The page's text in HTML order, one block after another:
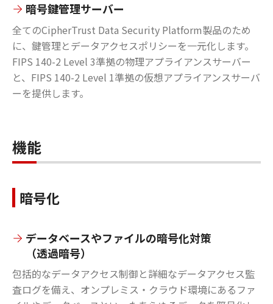
暗号鍵管理サーバー
全てのCipherTrust Data Security Platform製品のため
に、鍵管理とデータアクセスポリシーを一元化します。
FIPS 140-2 Level 3準拠の物理アプライアンスサーバー
と、FIPS 140-2 Level 1準拠の仮想アプライアンスサーバ
ーを提供します。
機能
暗号化
データベースやファイルの暗号化対策
（透過暗号）
包括的なデータアクセス制御と詳細なデータアクセス監
査ログを備え、オンプレミス・クラウド環境にあるファ